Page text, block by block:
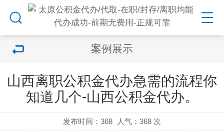
案例展示
山西离职公积金代办急需的流程你
知道几个-山西公积金代办。
发布时间：368 人气： 368 次